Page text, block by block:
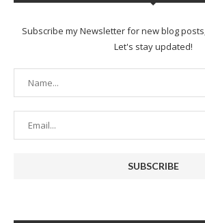
Subscribe my Newsletter for new blog
Let's stay updated!